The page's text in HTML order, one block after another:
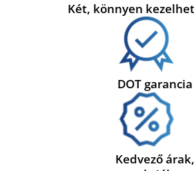
Két, könnyen
DOT garancia
Kedvező árak,